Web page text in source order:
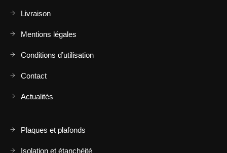
Livraison
Mentions légales
Conditions d’utilisation
Contact
Actualités
Plaques et plafonds
Isolation et étanchéité